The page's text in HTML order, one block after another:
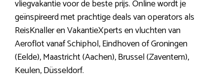
vliegvakantie voor de beste prijs. Online wordt je
geïnspireerd met prachtige deals van operators als
ReisKnaller en VakantieXperts en vluchten van
Aeroflot vanaf Schiphol, Eindhoven of Groningen
(Eelde), Maastricht (Aachen), Brussel (Zaventem),
Keulen, Düsseldorf.